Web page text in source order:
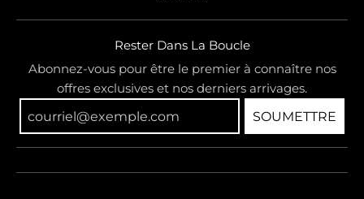
Rester Dans La Boucle
Abonnez-vous pour être le premier à connaître nos
offres exclusives et nos derniers arrivages.
SOUMETTRE